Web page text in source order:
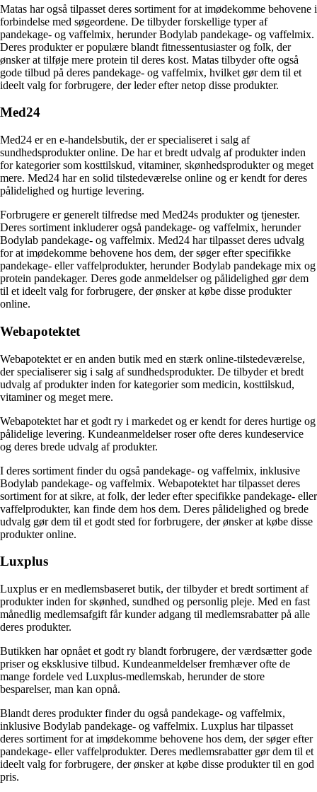
Matas har også tilpasset deres sortiment for at imødekomme behovene i
forbindelse med søgeordene. De tilbyder forskellige typer af
pandekage- og vaffelmix, herunder Bodylab pandekage- og vaffelmix.
Deres produkter er populære blandt fitnessentusiaster og folk, der
ønsker at tilføje mere protein til deres kost. Matas tilbyder ofte også
gode tilbud på deres pandekage- og vaffelmix, hvilket gør dem til et
ideelt valg for forbrugere, der leder efter netop disse produkter.
Med24
Med24 er en e-handelsbutik, der er specialiseret i salg af
sundhedsprodukter online. De har et bredt udvalg af produkter inden
for kategorier som kosttilskud, vitaminer, skønhedsprodukter og meget
mere. Med24 har en solid tilstedeværelse online og er kendt for deres
pålidelighed og hurtige levering.
Forbrugere er generelt tilfredse med Med24s produkter og tjenester.
Deres sortiment inkluderer også pandekage- og vaffelmix, herunder
Bodylab pandekage- og vaffelmix. Med24 har tilpasset deres udvalg
for at imødekomme behovene hos dem, der søger efter specifikke
pandekage- eller vaffelprodukter, herunder Bodylab pandekage mix og
protein pandekager. Deres gode anmeldelser og pålidelighed gør dem
til et ideelt valg for forbrugere, der ønsker at købe disse produkter
online.
Webapotektet
Webapotektet er en anden butik med en stærk online-tilstedeværelse,
der specialiserer sig i salg af sundhedsprodukter. De tilbyder et bredt
udvalg af produkter inden for kategorier som medicin, kosttilskud,
vitaminer og meget mere.
Webapotektet har et godt ry i markedet og er kendt for deres hurtige og
pålidelige levering. Kundeanmeldelser roser ofte deres kundeservice
og deres brede udvalg af produkter.
I deres sortiment finder du også pandekage- og vaffelmix, inklusive
Bodylab pandekage- og vaffelmix. Webapotektet har tilpasset deres
sortiment for at sikre, at folk, der leder efter specifikke pandekage- eller
vaffelprodukter, kan finde dem hos dem. Deres pålidelighed og brede
udvalg gør dem til et godt sted for forbrugere, der ønsker at købe disse
produkter online.
Luxplus
Luxplus er en medlemsbaseret butik, der tilbyder et bredt sortiment af
produkter inden for skønhed, sundhed og personlig pleje. Med en fast
månedlig medlemsafgift får kunder adgang til medlemsrabatter på alle
deres produkter.
Butikken har opnået et godt ry blandt forbrugere, der værdsætter gode
priser og eksklusive tilbud. Kundeanmeldelser fremhæver ofte de
mange fordele ved Luxplus-medlemskab, herunder de store
besparelser, man kan opnå.
Blandt deres produkter finder du også pandekage- og vaffelmix,
inklusive Bodylab pandekage- og vaffelmix. Luxplus har tilpasset
deres sortiment for at imødekomme behovene hos dem, der søger efter
pandekage- eller vaffelprodukter. Deres medlemsrabatter gør dem til et
ideelt valg for forbrugere, der ønsker at købe disse produkter til en god
pris.